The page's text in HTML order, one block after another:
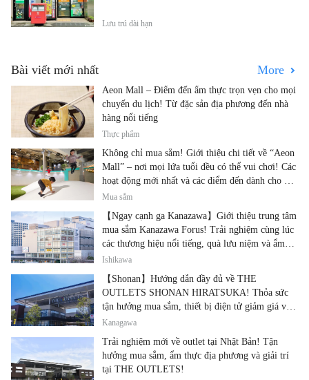
Lưu trú dài hạn
Bài viết mới nhất More
Aeon Mall – Điểm đến ẩm thực trọn vẹn cho mọi
chuyến du lịch! Từ đặc sản địa phương đến nhà
hàng nổi tiếng
Thực phẩm
Không chỉ mua sắm! Giới thiệu chi tiết về “Aeon
Mall” – nơi mọi lứa tuổi đều có thể vui chơi! Các
hoạt động mới nhất và các điểm đến dành cho gia
đình.
Mua sắm
【Ngay cạnh ga Kanazawa】Giới thiệu trung tâm
mua sắm Kanazawa Forus! Trải nghiệm cùng lúc
các thương hiệu nổi tiếng, quà lưu niệm và ẩm
thực địa phương
Ishikawa
【Shonan】Hướng dẫn đầy đủ về THE
OUTLETS SHONAN HIRATSUKA! Thỏa sức
tận hưởng mua sắm, thiết bị điện tử giảm giá và
ẩm thực địa phương tại cùng một địa điểm!
Kanagawa
Trải nghiệm mới về outlet tại Nhật Bản! Tận
hưởng mua sắm, ẩm thực địa phương và giải trí
tại THE OUTLETS!